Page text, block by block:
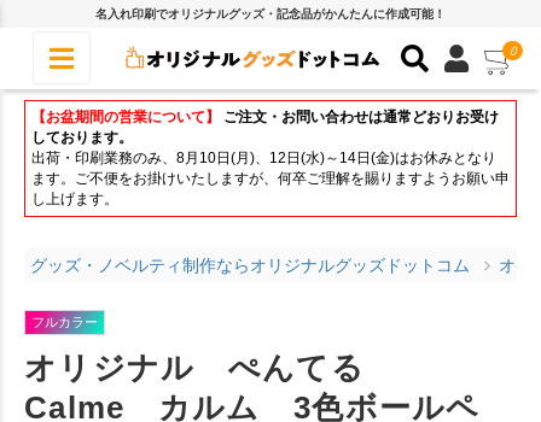
名入れ印刷でオリジナルグッズ・記念品がかんたんに作成可能！
0
【お盆期間の営業について】
ご注文・お問い合わせは通常どおりお受け
しております。
出荷・印刷業務のみ、8月10日(月)、12日(水)～14日(金)はお休みとなり
ます。ご不便をお掛けいたしますが、何卒ご理解を賜りますようお願い申
し上げます。
グッズ・ノベルティ制作ならオリジナルグッズドットコム オリ
フルカラー
オリジナル ぺんてる
Calme カルム 3色ボールペ